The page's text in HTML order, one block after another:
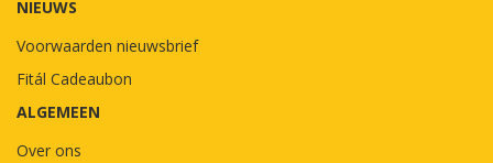
NIEUWS
Voorwaarden nieuwsbrief
Fitál Cadeaubon
ALGEMEEN
Over ons